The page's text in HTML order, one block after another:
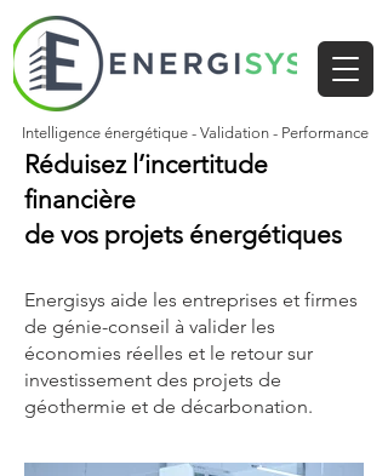
Intelligence énergétique - Validation - Performance
Réduisez l’incertitude
financière
de vos projets énergétiques
Energisys aide les entreprises et firmes
de génie-conseil à valider les
économies réelles et le retour sur
investissement des projets de
géothermie et de décarbonation.